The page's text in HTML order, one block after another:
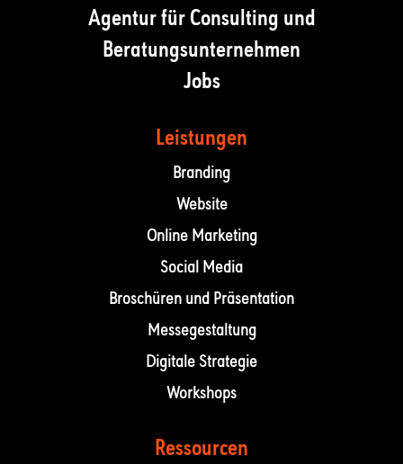
Agentur für Consulting und
Beratungsunternehmen
Jobs
Leistungen
Branding
Website
Online Marketing
Social Media
Broschüren und Präsentation
Messegestaltung
Digitale Strategie
Workshops
Ressourcen